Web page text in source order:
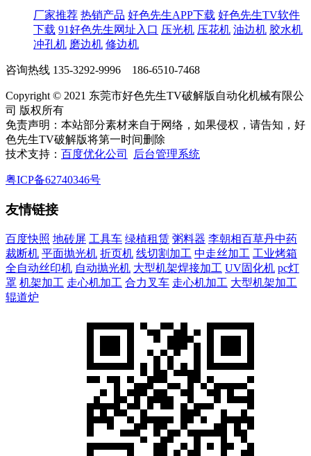
厂家推荐 热销产品 好色先生APP下载 好色先生TV软件
下载 91好色先生网址入口 压光机 压花机 油边机 胶水机
冲孔机 磨边机 修边机
咨询热线 135-3292-9996 186-6510-7468
Copyright © 2021 东莞市好色先生TV破解版自动化机械有限公
司 版权所有
免责声明：本站部分素材来自于网络，如果侵权，请告知，好
色先生TV破解版将第一时间删除
技术支持： 百度优化公司 后台管理系统
粤ICP备62740346号
友情链接
百度快照 地砖屏 工具车 绿植租赁 粥料器 李朝相百草丹中药
裁断机 平面抛光机 折页机 线切割加工 中走丝加工 工业烤箱
全自动丝印机 自动抛光机 大型机架焊接加工 UV固化机 pc灯
罩 机架加工 走心机加工 合力叉车 走心机加工 大型机架加工
辊道炉